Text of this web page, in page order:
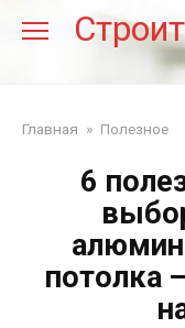
Главная » Полезное
6
потолка